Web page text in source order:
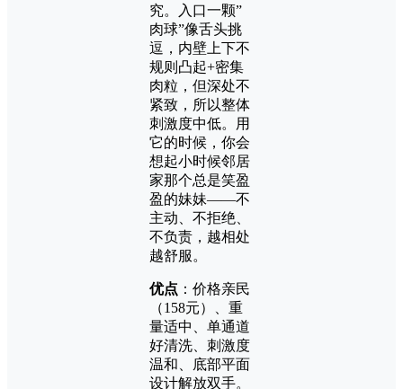
究。入口一颗”
肉球”像舌头挑
逗，内壁上下不
规则凸起+密集
肉粒，但深处不
紧致，所以整体
刺激度中低。用
它的时候，你会
想起小时候邻居
家那个总是笑盈
盈的妹妹——不
主动、不拒绝、
不负责，越相处
越舒服。
优点 ：价格亲民
（158元）、重
量适中、单通道
好清洗、刺激度
温和、底部平面
设计解放双手。